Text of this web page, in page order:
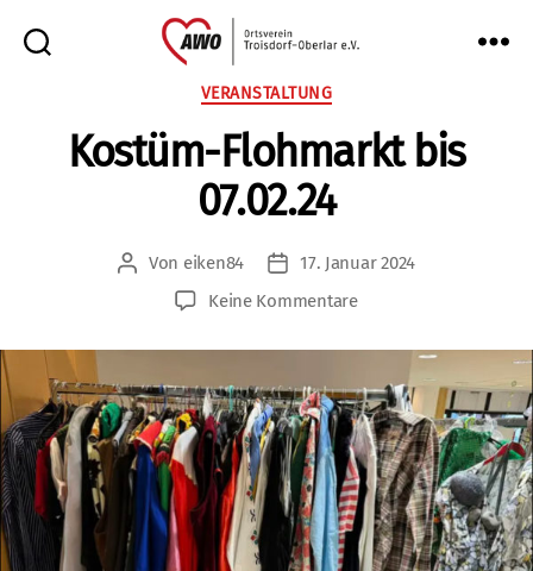
AWO
e.V.
Kategorien
VERANSTALTUNG
Kostüm-Flohmarkt bis
07.02.24
Beitragsautor
Von eiken84 Veröffentlichungsdatum
17. Januar 2024
Keine Kommentarezu
Flohmarkt
07.02.24